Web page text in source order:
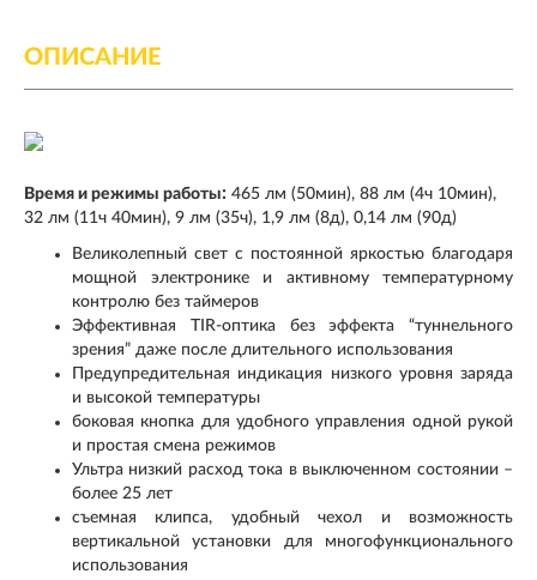
ОПИСАНИЕ
Время и режимы работы: 465 лм (50мин), 88 лм (4ч 10мин),
32 лм (11ч 40мин), 9 лм (35ч), 1,9 лм (8д), 0,14 лм (90д)
Великолепный свет с постоянной яркостью благодаря
мощной электронике и активному температурному
контролю без таймеров
Эффективная TIR-оптика без эффекта “туннельного
зрения” даже после длительного использования
Предупредительная индикация низкого уровня заряда
и высокой температуры
боковая кнопка для удобного управления одной рукой
и простая смена режимов
Ультра низкий расход тока в выключенном состоянии –
более 25 лет
съемная клипса, удобный чехол и возможность
вертикальной установки для многофункционального
использования